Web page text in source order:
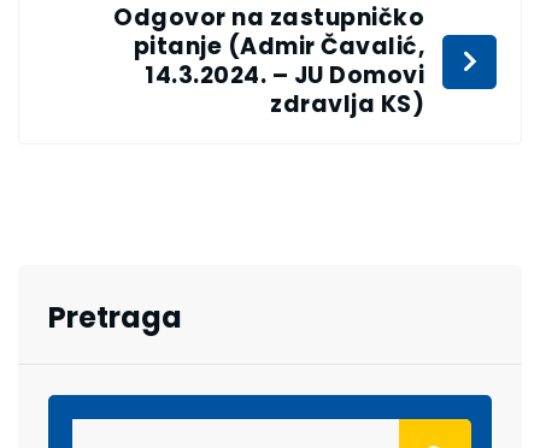
Odgovor na zastupničko
pitanje (Admir Čavalić,
14.3.2024. – JU Domovi
zdravlja KS)
Pretraga